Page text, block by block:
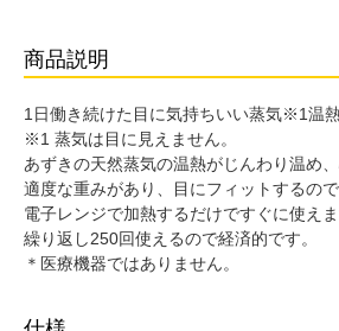
商品説明
1日働き続けた目に気持ちいい蒸気※1温熱
※1 蒸気は目に見えません。
あずきの天然蒸気の温熱がじんわり温め
適度な重みがあり、目にフィットするの
電子レンジで加熱するだけですぐに使えま
繰り返し250回使えるので経済的です。
＊医療機器ではありません。